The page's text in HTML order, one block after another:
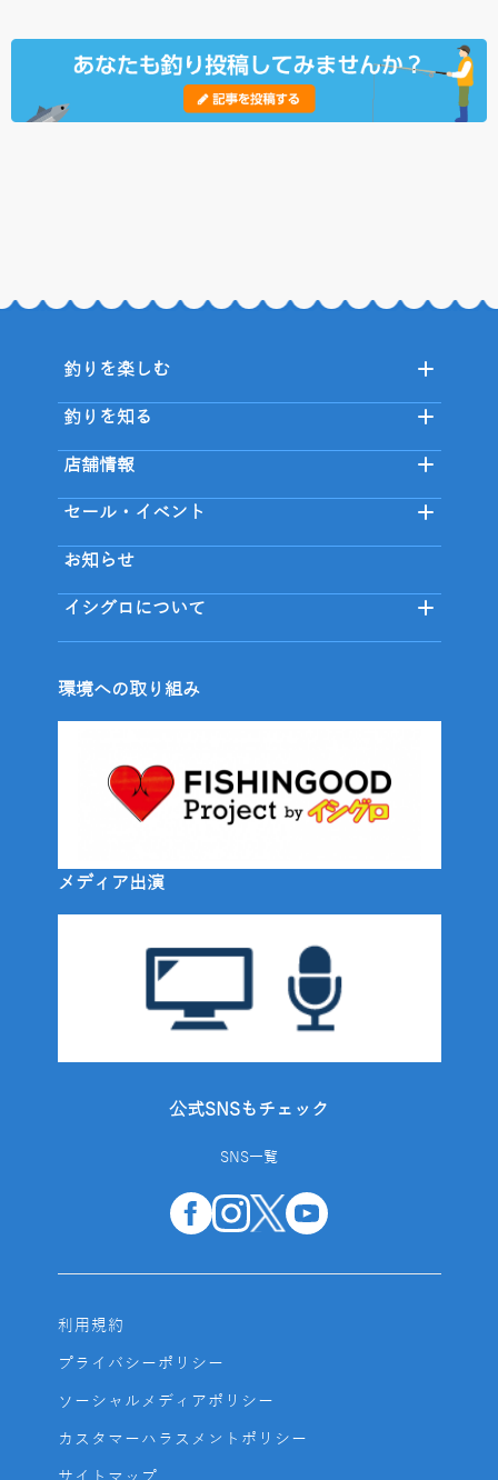
釣りを楽しむ
釣りを知る
店舗情報
セール・イベント
お知らせ
イシグロについて
環境への取り組み
メディア出演
公式SNSもチェック
SNS一覧
利用規約
プライバシーポリシー
ソーシャルメディアポリシー
カスタマーハラスメントポリシー